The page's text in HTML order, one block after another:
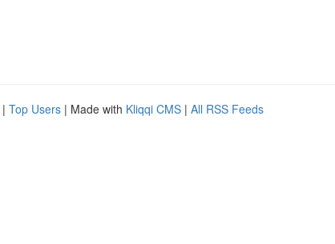
| Top Users | Made with Kliqqi CMS | All RSS Feeds